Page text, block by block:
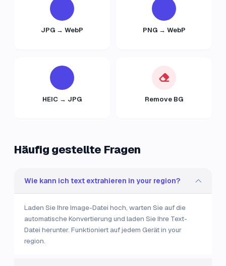
JPG → WebP PNG → WebP
HEIC → JPG Remove BG
Häufig gestellte Fragen
Wie kann ich text extrahieren in your region?
Laden Sie Ihre Image-Datei hoch, warten Sie auf die
automatische Konvertierung und laden Sie Ihre Text-
Datei herunter. Funktioniert auf jedem Gerät in your
region.